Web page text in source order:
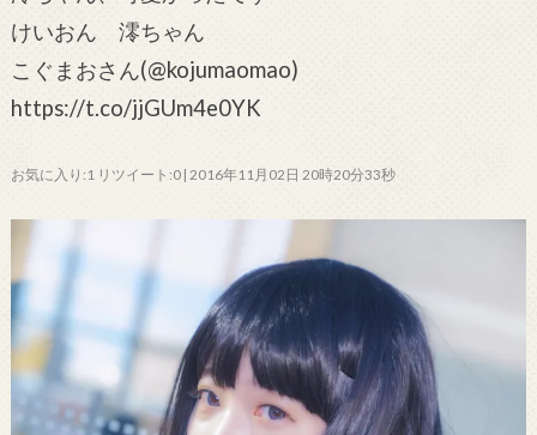
けいおん 澪ちゃん
こぐまおさん(@kojumaomao)
https://t.co/jjGUm4e0YK
お気に入り:1 リツイート:0 | 2016年11月02日 20時20分33秒